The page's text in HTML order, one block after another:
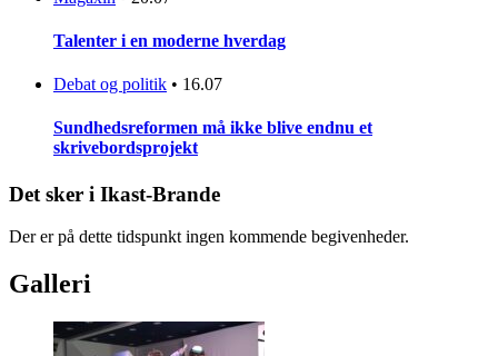
Talenter i en moderne hverdag
Debat og politik • 16.07
Sundhedsreformen må ikke blive endnu et
skrivebordsprojekt
Det sker i Ikast-Brande
Der er på dette tidspunkt ingen kommende begivenheder.
Galleri